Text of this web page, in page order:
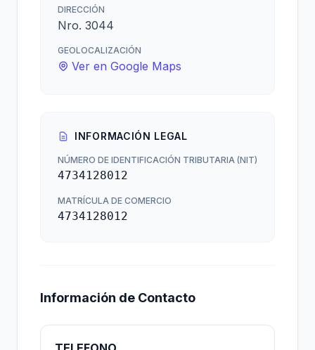
DIRECCIÓN
Nro. 3044
GEOLOCALIZACIÓN
Ver en Google Maps
INFORMACIÓN LEGAL
NÚMERO DE IDENTIFICACIÓN TRIBUTARIA (NIT)
4734128012
MATRÍCULA DE COMERCIO
4734128012
Información de Contacto